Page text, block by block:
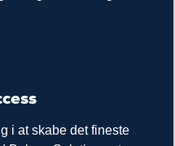
i at skabe det fineste